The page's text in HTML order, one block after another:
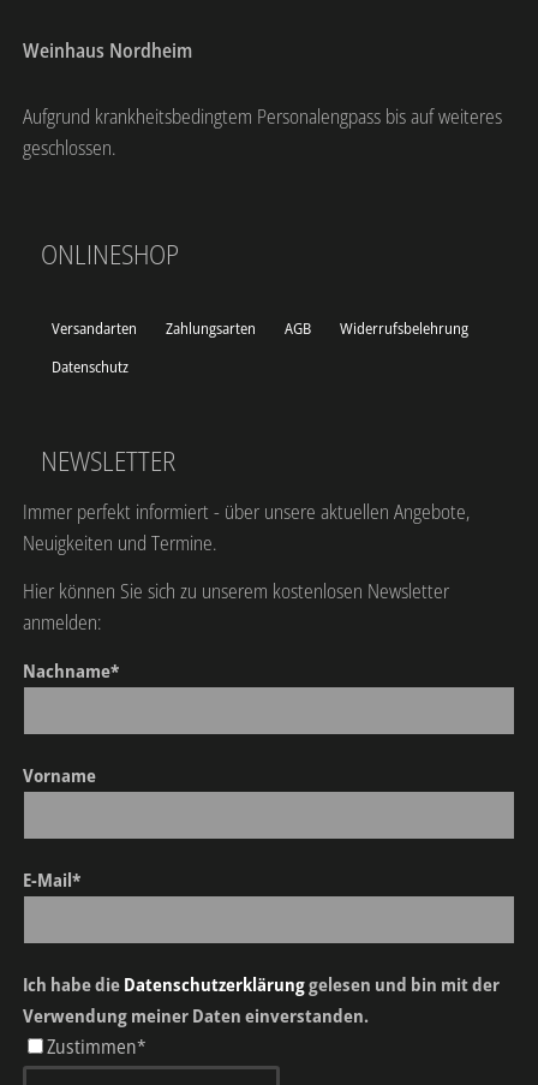
Weinhaus Nordheim
Aufgrund krankheitsbedingtem Personalengpass bis auf weiteres
geschlossen.
ONLINESHOP
Versandarten Zahlungsarten AGB
Widerrufsbelehrung
Datenschutz
NEWSLETTER
Immer perfekt informiert - über unsere aktuellen Angebote,
Neuigkeiten und Termine.
Hier können Sie sich zu unserem kostenlosen Newsletter
anmelden:
Nachname*
Vorname
E-Mail*
Ich habe die Datenschutzerklärunggelesen und bin mit der
Verwendung meiner Daten einverstanden.
Zustimmen*